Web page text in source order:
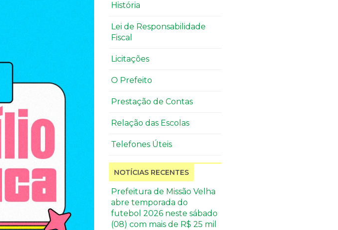
História
Lei de Responsabilidade
Fiscal
Licitações
O Prefeito
Prestação de Contas
Relação das Escolas
Telefones Úteis
NOTÍCIAS RECENTES
Prefeitura de Missão Velha
abre temporada do
futebol 2026 neste sábado
(08) com mais de R$ 25 mil